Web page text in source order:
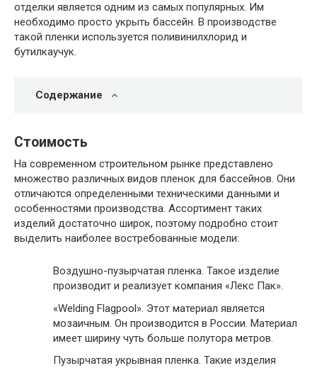
отделки является одним из самых популярных. Им
необходимо просто укрыть бассейн. В производстве
такой пленки используется поливинилхлорид и
бутилкаучук.
Содержание
Стоимость
На современном строительном рынке представлено
множество различных видов пленок для бассейнов. Они
отличаются определенными техническими данными и
особенностями производства. Ассортимент таких
изделий достаточно широк, поэтому подробно стоит
выделить наиболее востребованные модели:
Воздушно-пузырчатая пленка. Такое изделие
производит и реализует компания «Лекс Пак».
«Welding Flagpool». Этот материал является
мозаичным. Он производится в России. Материал
имеет ширину чуть больше полутора метров.
Пузырчатая укрывная пленка. Такие изделия